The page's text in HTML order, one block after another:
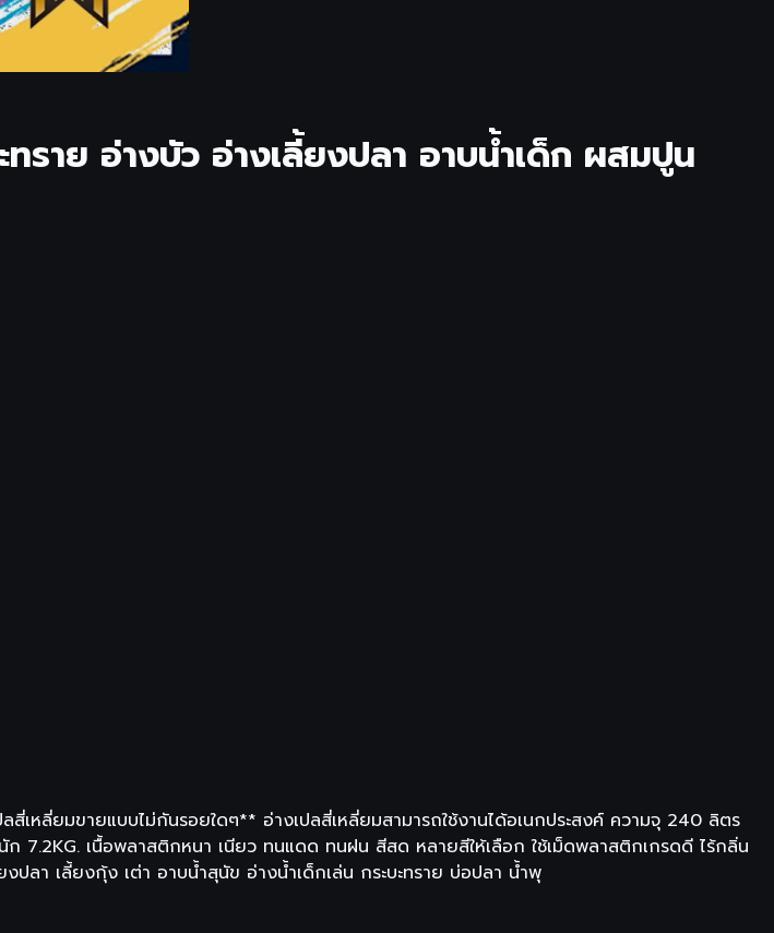
ราย อ่างบัว อ่างเลี้ยงปลา อาบน้ำเด็ก ผสมปูน
เหลี่ยมขายแบบไม่กันรอยใดๆ** อ่างเปลสี่เหลี่ยมสามารถใช้งานได้อเนกประสงค์ ความจุ 240 ลิตร
เนื้อพลาสติกหนา เนียว ทนแดด ทนฝน สีสด หลายสีให้เลือก ใช้เม็ดพลาสติกเกรดดี ไร้กลิ่น
ลา เลี้ยงกุ้ง เต่า อาบน้ำสุนัข อ่างน้ำเด็กเล่น กระบะทราย บ่อปลา น้ำพุ